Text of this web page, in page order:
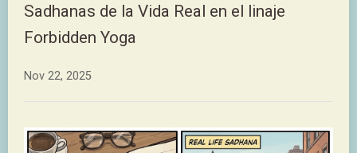
Sadhanas de la Vida Real en el linaje
Forbidden Yoga
Nov 22, 2025